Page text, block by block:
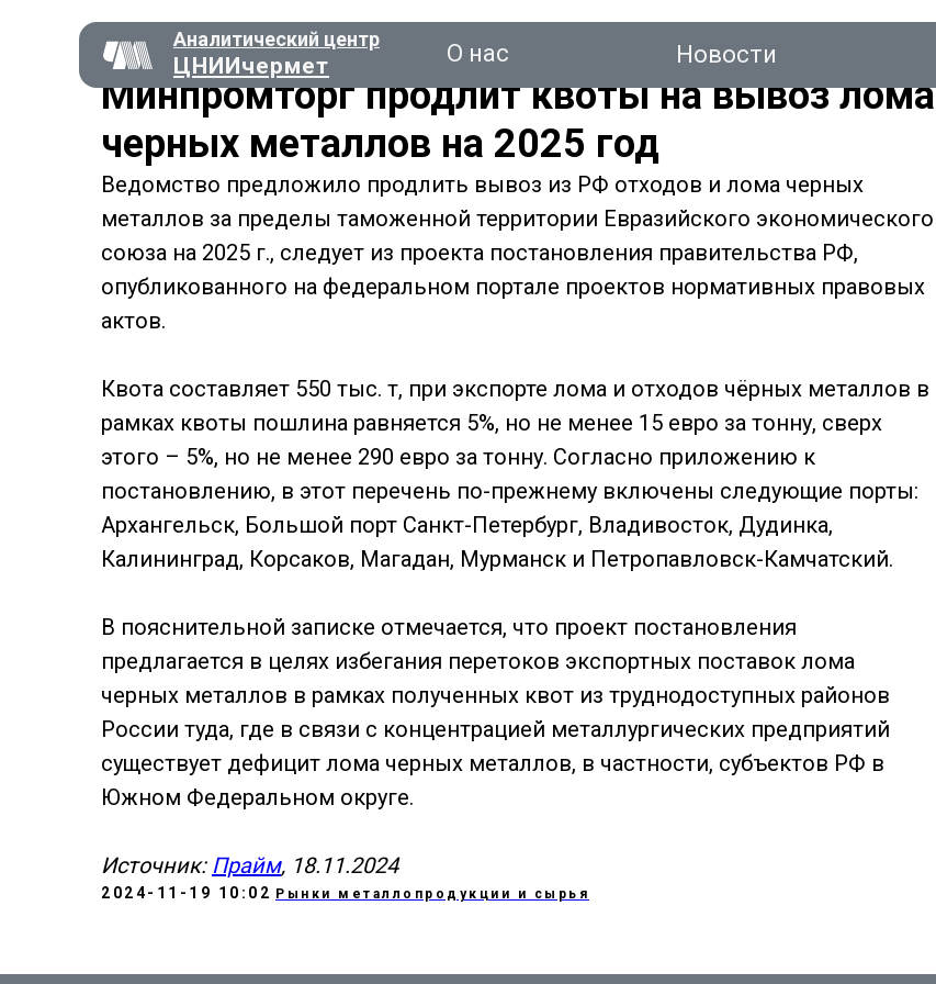
ЦНИИчермет
Аналитический центр
О нас Новости Аналитика Консалтинг
О нас
Консалтинг
Новости
Минпромторг продлит квоты на вывоз лома
черных металлов на 2025 год
Ведомство предложило продлить вывоз из РФ отходов и лома черных
металлов за пределы таможенной территории Евразийского экономического
союза на 2025 г., следует из проекта постановления правительства РФ,
опубликованного на федеральном портале проектов нормативных правовых
актов.
Квота составляет 550 тыс. т, при экспорте лома и отходов чёрных металлов в
рамках квоты пошлина равняется 5%, но не менее 15 евро за тонну, сверх
этого – 5%, но не менее 290 евро за тонну. Согласно приложению к
постановлению, в этот перечень по-прежнему включены следующие порты:
Архангельск, Большой порт Санкт-Петербург, Владивосток, Дудинка,
Калининград, Корсаков, Магадан, Мурманск и Петропавловск-Камчатский.
В пояснительной записке отмечается, что проект постановления
предлагается в целях избегания перетоков экспортных поставок лома
черных металлов в рамках полученных квот из труднодоступных районов
России туда, где в связи с концентрацией металлургических предприятий
существует дефицит лома черных металлов, в частности, субъектов РФ в
Южном Федеральном округе.
Источник: Прайм, 18.11.2024
2024-11-19 10:02 Рынки металлопродукции и сырья